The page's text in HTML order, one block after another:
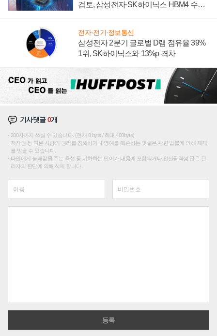
검토, 삼성전자·SK하이닉스 HBM4 수율
전자·전기·정보통신
삼성전자 2분기 글로벌 D램 점유율 39%
1위, SK하이닉스와 13%p 격차
기사댓글0개
200자까지 쓰실 수 있습니다. (현재 0 byte / 최대 400byte)
저작권 등 다른 사람의 권리를 침해하거나 명예를 훼손하는 댓글은 관련 법률에 의해 제재
를 받을 수 있습니다.
타인에게 불쾌감을 주는 욕설 등 비하하는 단어가 내용에 포함되거나 인신공격성 글은 관
리자의 판단에 의해 삭제 합니다.